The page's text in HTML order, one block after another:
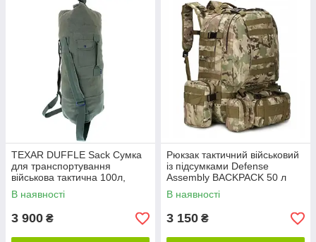
TEXAR DUFFLE Sack Сумка
для транспортування
військова тактична 100л,
олива
В наявності
3 900 ₴
Рюкзак тактичний військовий
із підсумками Defense
Assembly BACKPACK 50 л
мультикам
В наявності
3 150 ₴